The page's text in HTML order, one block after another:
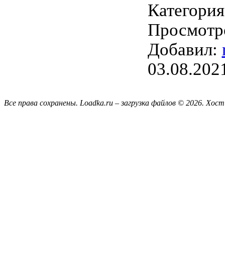
Добавил:
Все права сохранены. Loadka.ru – загрузка файлов © 2026.